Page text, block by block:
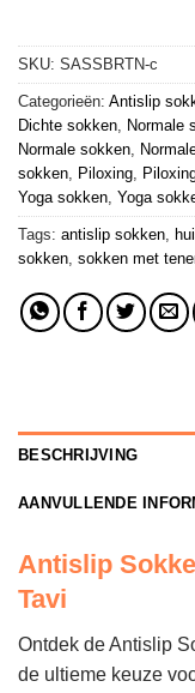
SKU: SASSBRTN-c
Categorieën: Antislip
Dichte sokken
Normale
Normale sokken
sokken
Piloxing
Yoga sokken Yoga
Tags: antislip sokken
sokken sokken met
BESCHRIJVING
AANVULLENDE
Antislip
Tavi
Ontdek de Antislip
de ultieme keuze